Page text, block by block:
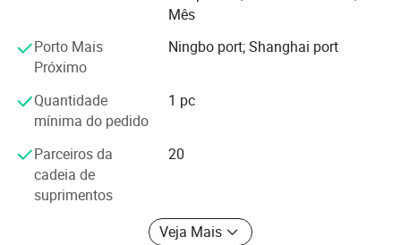
Honor: O maior fabricante de aço de grades na China,
Zhenhai, no ano 2007
, a NJMM agora é fornecida a mais de 30 países e
desfruta de alta reputação entre todos os nossos clientes.
Tentaremos satisfazer os nossos clientes com a melhor
qualidade, bom serviço e preço mais competitivo.
Mês
Porto Mais
Próximo
Ningbo port; Shanghai port
Quantidade
mínima do pedido
1 pc
Parceiros da
cadeia de
suprimentos
20
Veja Mais